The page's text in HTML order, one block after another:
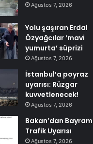
Ağustos 7, 2026
Yolu şaşıran Erdal
Özyağcılar ‘mavi
yumurta’ süprizi
Ağustos 7, 2026
İstanbul’a poyraz
uyarısı: Rüzgar
kuvvetlenecek!
Ağustos 7, 2026
Bakan’dan Bayram
Trafik Uyarısı
Ağustos 7, 2026